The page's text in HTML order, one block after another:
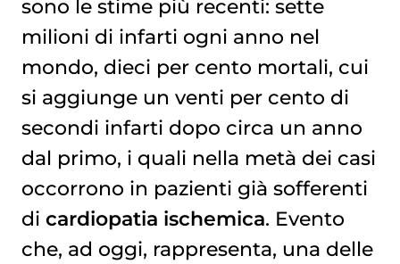
sono le stime più recenti: sette
milioni di infarti ogni anno nel
mondo, dieci per cento mortali, cui
si aggiunge un venti per cento di
secondi infarti dopo circa un anno
dal primo, i quali nella metà dei casi
occorrono in pazienti già sofferenti
di cardiopatia ischemica. Evento
che, ad oggi, rappresenta, una delle